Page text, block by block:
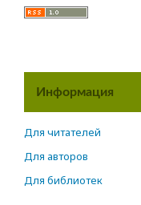
Информация
Для читателей
Для авторов
Для библиотек